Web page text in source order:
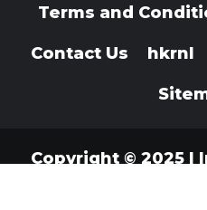
Terms and
Contact Us hkrnl
Copyright © 2025 |